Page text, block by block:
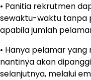
• Panitia rekrutmen
sewaktu-waktu tanpa
apabila jumlah
• Hanya pelamar
nantinya akan
selanjutnya, melalui